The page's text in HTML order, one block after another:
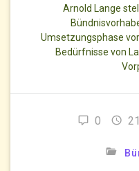
Arnold Lange
Umsetzungsphase
Bedürfnisse von
0